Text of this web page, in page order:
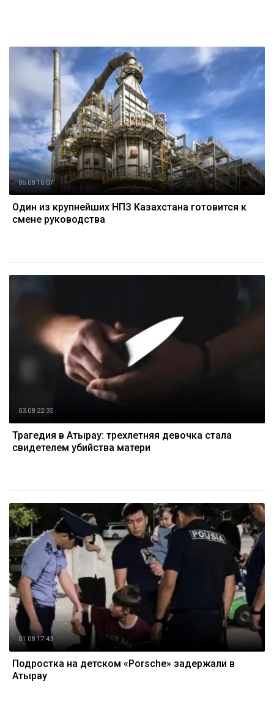
06.08 16:07
Один из крупнейших НПЗ Казахстана готовится к
смене руководства
03.08 22:35
Трагедия в Атырау: трехлетняя девочка стала
свидетелем убийства матери
01.08 17:43
Подростка на детском «Porsche» задержали в
Атырау